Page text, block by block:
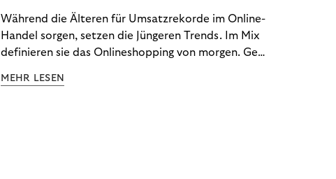
Während die Älteren für Umsatzrekorde im Online-
Handel sorgen, setzen die Jüngeren Trends. Im Mix
definieren sie das Onlineshopping von morgen. Gen
gemeinsame Leidenschaft - allerdings
MEHR LESEN